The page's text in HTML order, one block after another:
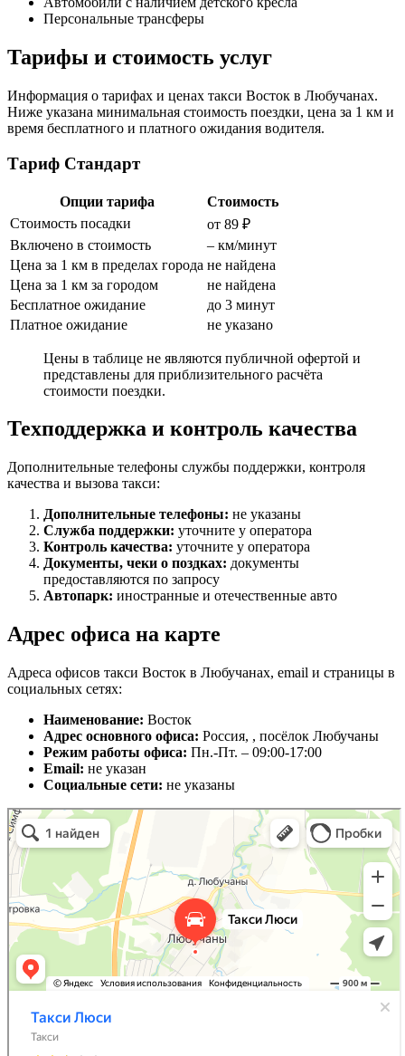
Персональные трансферы
Тарифы и стоимость услуг
Информация о тарифах и ценах такси Восток в Любучанах.
Ниже указана минимальная стоимость поездки, цена за 1 км и
время бесплатного и платного ожидания водителя.
Тариф Стандарт
Опции тарифа
Стоимость
Стоимость посадки
от 89 ₽
Включено в стоимость
– км/минут
Цена за 1 км в пределах города не найдена
Цена за 1 км за городом
не найдена
Бесплатное ожидание
до 3 минут
Платное ожидание
не указано
Цены в таблице не являются публичной офертой и
представлены для приблизительного расчёта
стоимости поездки.
Техподдержка и контроль качества
Дополнительные телефоны службы поддержки, контроля
качества и вызова такси:
Дополнительные телефоны: не указаны
Служба поддержки: уточните у оператора
Контроль качества: уточните у оператора
Документы, чеки о поздках: документы
предоставляются по запросу
Автопарк: иностранные и отечественные авто
Адрес офиса на карте
Адреса офисов такси Восток в Любучанах, email и страницы в
социальных сетях:
Наименование: Восток
Адрес основного офиса: Россия, , посёлок Любучаны
Режим работы офиса: Пн.-Пт. – 09:00-17:00
Email: не указан
Социальные сети: не указаны